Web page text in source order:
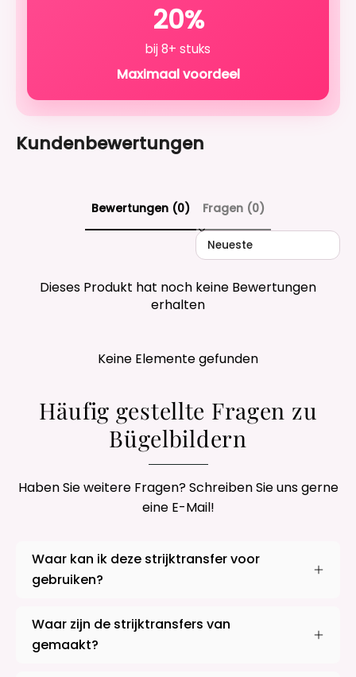
20%
bij 8+ stuks
Maximaal voordeel
Kundenbewertungen
Bewertungen (0) Fragen (0)
Sort reviews by
Dieses Produkt hat noch keine Bewertungen
erhalten
Keine Elemente gefunden
Häufig gestellte Fragen zu
Bügelbildern
Haben Sie weitere Fragen? Schreiben Sie uns gerne
eine E-Mail!
Waar kan ik deze strijktransfer voor
gebruiken?
Waar zijn de strijktransfers van
gemaakt?